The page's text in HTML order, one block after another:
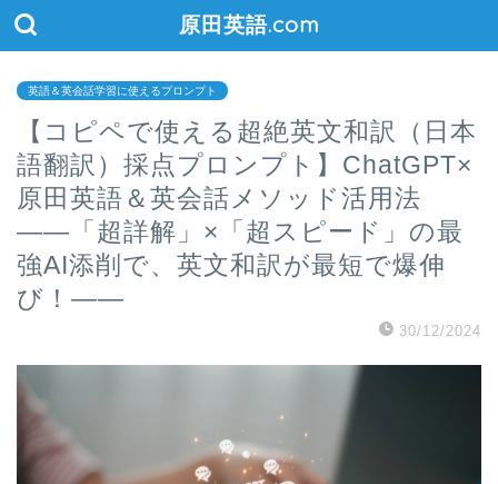
原田英語.com
英語＆英会話学習に使えるプロンプト
【コピペで使える超絶英文和訳（日本
語翻訳）採点プロンプト】ChatGPT×
原田英語＆英会話メソッド活用法
――「超詳解」×「超スピード」の最
強AI添削で、英文和訳が最短で爆伸
び！――
30/12/2024